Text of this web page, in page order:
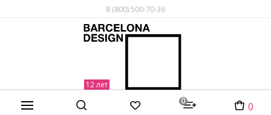
8 (800) 500-70-36
0 0